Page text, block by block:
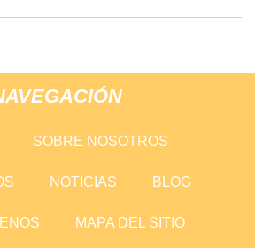
SOBRE NOSOTROS
NOTICIAS BLOG
MAPA DEL SITIO